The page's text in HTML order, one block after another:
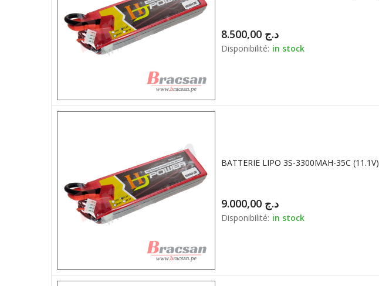
د.ج
Disponibilité: in stock
BATTERIE LIPO 3S-3300MAH-35C (11.1V)
د.ج
Disponibilité: in stock